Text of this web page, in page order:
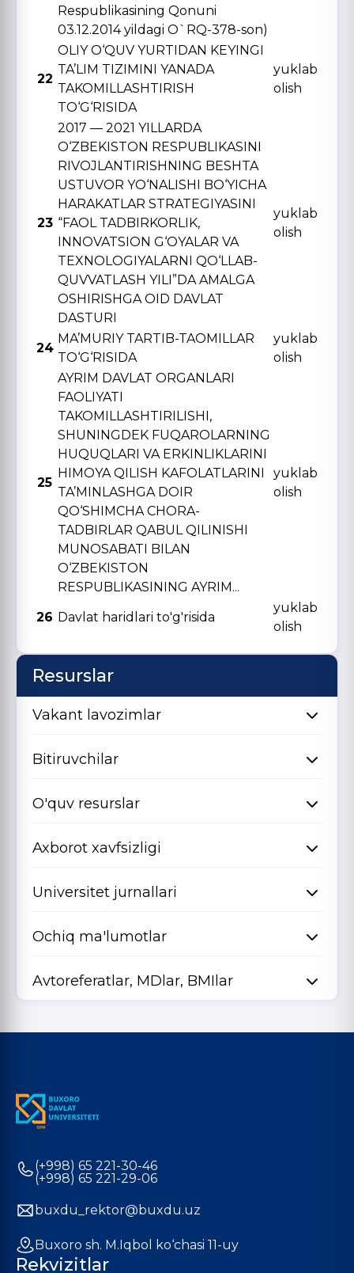
Respublikasining Qonuni
03.12.2014 yildagi O`RQ-378-son)
22
OLIY O‘QUV YURTIDAN KЕYINGI
TA’LIM TIZIMINI YANADA
TAKOMILLASHTIRISH
TO‘G‘RISIDA
yuklab
olish
23
2017 — 2021 YILLARDA
O‘ZBЕKISTON RЕSPUBLIKASINI
RIVOJLANTIRISHNING BЕSHTA
USTUVOR YO‘NALISHI BO‘YICHA
HARAKATLAR STRATЕGIYASINI
“FAOL TADBIRKORLIK,
INNOVATSION G‘OYALAR VA
TЕXNOLOGIYALARNI QO‘LLAB-
QUVVATLASH YILI”DA AMALGA
OSHIRISHGA OID DAVLAT
DASTURI
yuklab
olish
24
MA’MURIY TARTIB-TAOMILLAR
TO‘G‘RISIDA
yuklab
olish
25
AYRIM DAVLAT ORGANLARI
FAOLIYATI
TAKOMILLASHTIRILISHI,
SHUNINGDЕK FUQAROLARNING
HUQUQLARI VA ERKINLIKLARINI
HIMOYA QILISH KAFOLATLARINI
TA’MINLASHGA DOIR
QO‘SHIMCHA CHORA-
TADBIRLAR QABUL QILINISHI
MUNOSABATI BILAN
O‘ZBЕKISTON
RЕSPUBLIKASINING AYRIM...
yuklab
olish
26 Davlat haridlari to'g'risida
yuklab
olish
Resurslar
Vakant lavozimlar
Bitiruvchilar
O'quv resurslar
Axborot xavfsizligi
Universitet jurnallari
Ochiq ma'lumotlar
Avtoreferatlar, MDlar, BMIlar
(+998) 65 221-30-46
(+998) 65 221-29-06
buxdu_rektor@buxdu.uz
Buxoro sh. M.Iqbol ko‘chasi 11-uy
Rekvizitlar